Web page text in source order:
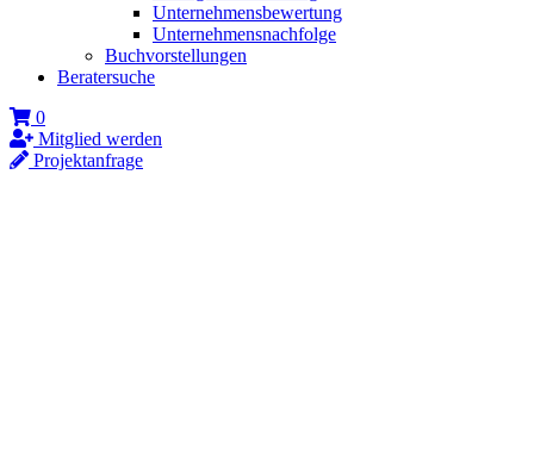
Unternehmensbewertung
Unternehmensnachfolge
Buchvorstellungen
Beratersuche
0
Mitglied werden
Projektanfrage